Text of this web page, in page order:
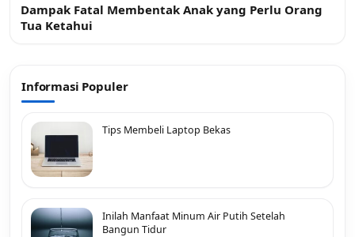
Dampak Fatal Membentak Anak yang Perlu Orang
Tua Ketahui
Informasi Populer
Tips Membeli Laptop Bekas
Inilah Manfaat Minum Air Putih Setelah
Bangun Tidur